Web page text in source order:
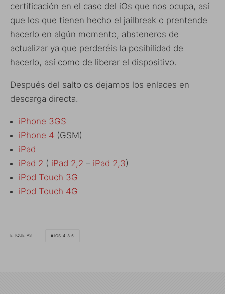
certificación en el caso del iOs que nos ocupa, así
que los que tienen hecho el jailbreak o prentende
hacerlo en algún momento, absteneros de
actualizar ya que perderéis la posibilidad de
hacerlo, así como de liberar el dispositivo.
Después del salto os dejamos los enlaces en
descarga directa.
iPhone 3GS
iPhone 4 (GSM)
iPad
iPad 2 ( iPad 2,2 – iPad 2,3)
iPod Touch 3G
iPod Touch 4G
ETIQUETAS IOS 4.3.5